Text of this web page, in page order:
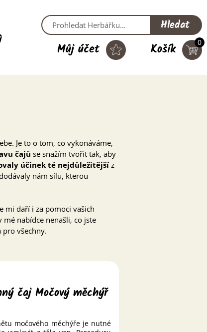
Hledat
Košík 0
Můj účet
Je to o tom, co vykonáváme,
čajů se snažím tvořit tak, aby
účinek té nejdůležitějšíz
nám sílu, kterou
mi daří i za pomoci vašich
nabídce nenašli, co jste
pro všechny.
čaj Močový měchýř
močového měchýře je nutné